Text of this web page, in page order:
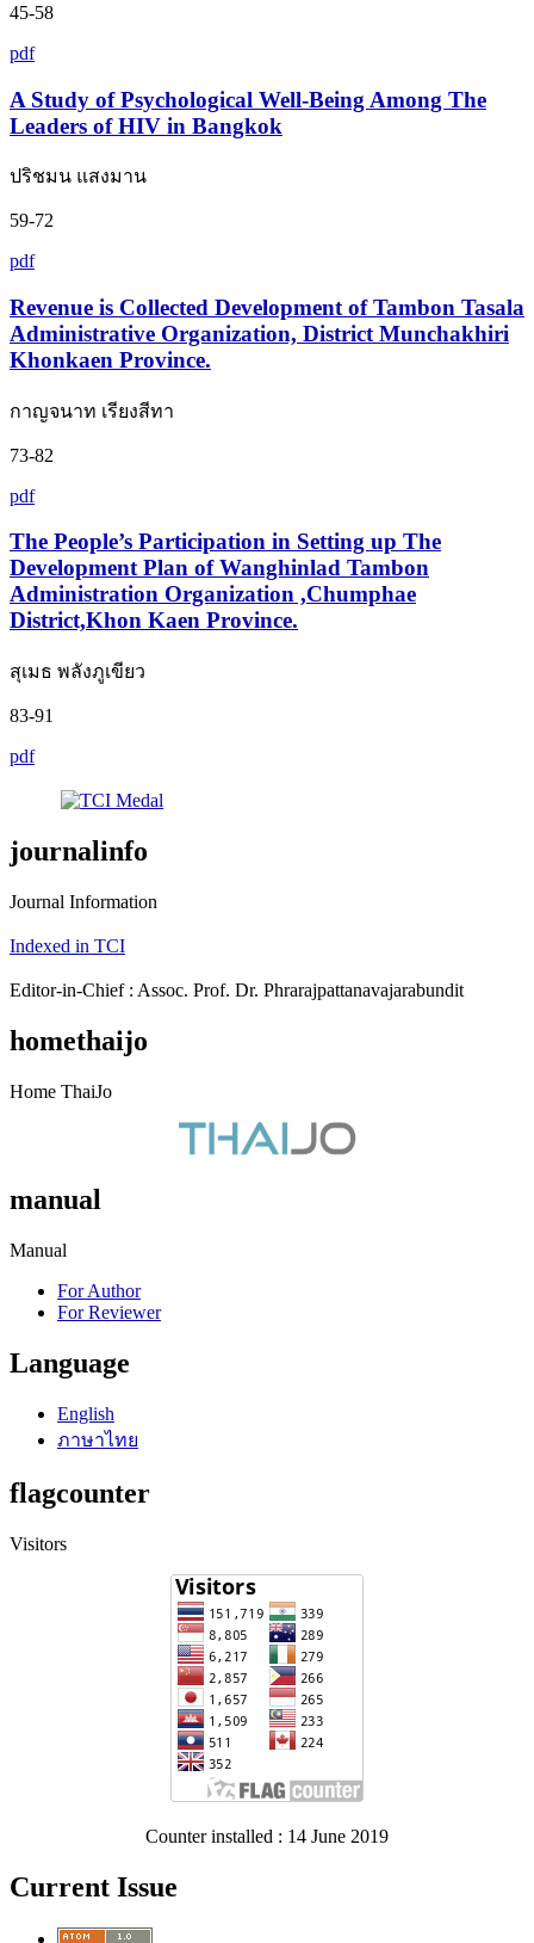
45-58
pdf
A Study of Psychological Well-Being Among The
Leaders of HIV in Bangkok
ปริชมน แสงมาน
59-72
pdf
Revenue is Collected Development of Tambon Tasala
Administrative Organization, District Munchakhiri
Khonkaen Province.
กาญจนาท เรียงสีทา
73-82
pdf
The People’s Participation in Setting up The
Development Plan of Wanghinlad Tambon
Administration Organization ,Chumphae
District,Khon Kaen Province.
สุเมธ พลังภูเขียว
83-91
pdf
journalinfo
Journal Information
Indexed in TCI
Editor-in-Chief : Assoc. Prof. Dr. Phrarajpattanavajarabundit
homethaijo
Home ThaiJo
manual
Manual
For Author
For Reviewer
Language
English
ภาษาไทย
flagcounter
Visitors
Counter installed : 14 June 2019
Current Issue